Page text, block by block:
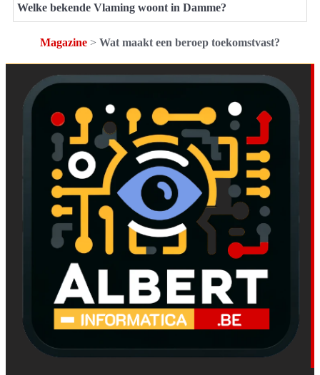
Welke bekende Vlaming woont in Damme?
Magazine > Wat maakt een beroep toekomstvast?